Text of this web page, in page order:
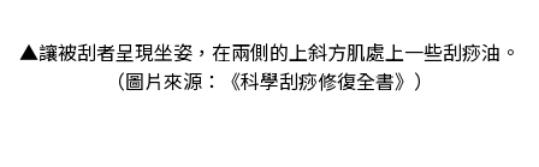
▲讓被刮者呈現坐姿，在兩側的上斜方肌處上一些刮痧油。
（圖片來源：《科學刮痧修復全書》）